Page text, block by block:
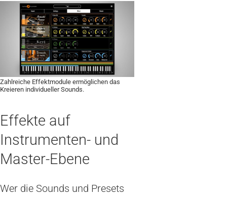
Zahlreiche Effektmodule ermöglichen das
Kreieren individueller Sounds.
Effekte auf
Instrumenten- und
Master-Ebene
Wer die Sounds und Presets